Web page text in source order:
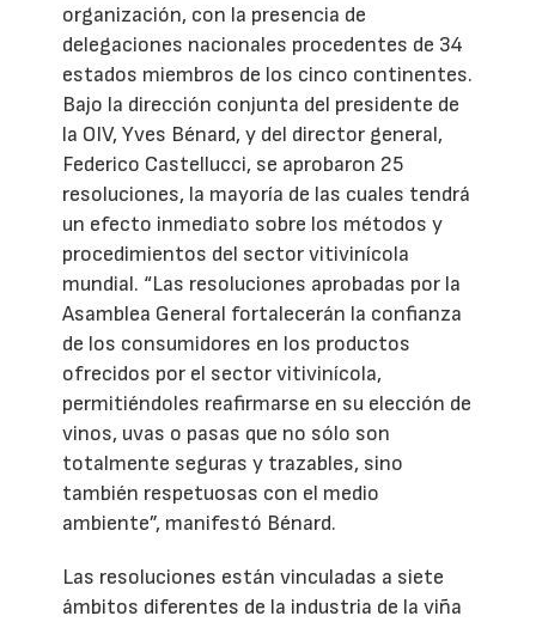
organización, con la presencia de
delegaciones nacionales procedentes de 34
estados miembros de los cinco continentes.
Bajo la dirección conjunta del presidente de
la OIV, Yves Bénard, y del director general,
Federico Castellucci, se aprobaron 25
resoluciones, la mayoría de las cuales tendrá
un efecto inmediato sobre los métodos y
procedimientos del sector vitivinícola
mundial. “Las resoluciones aprobadas por la
Asamblea General fortalecerán la confianza
de los consumidores en los productos
ofrecidos por el sector vitivinícola,
permitiéndoles reafirmarse en su elección de
vinos, uvas o pasas que no sólo son
totalmente seguras y trazables, sino
también respetuosas con el medio
ambiente”, manifestó Bénard.
Las resoluciones están vinculadas a siete
ámbitos diferentes de la industria de la viña